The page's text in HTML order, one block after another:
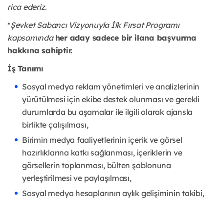
rica ederiz.
*Şevket Sabancı Vizyonuyla İlk Fırsat Programı
kapsamında her aday sadece bir ilana başvurma
hakkına sahiptir.
İş Tanımı
Sosyal medya reklam yönetimleri ve analizlerinin
yürütülmesi için ekibe destek olunması ve gerekli
durumlarda bu aşamalar ile ilgili olarak ajansla
birlikte çalışılması,
Birimin medya faaliyetlerinin içerik ve görsel
hazırlıklarına katkı sağlanması, içeriklerin ve
görsellerin toplanması, bülten şablonuna
yerleştirilmesi ve paylaşılması,
Sosyal medya hesaplarının aylık gelişiminin takibi,